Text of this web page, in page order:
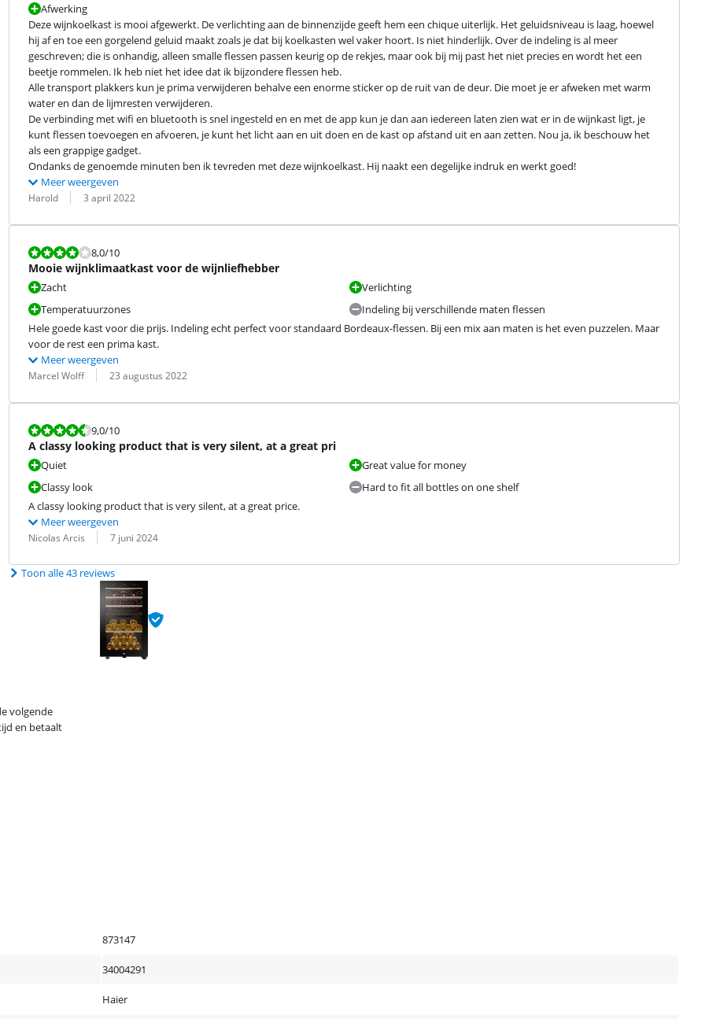
Afwerking
Deze wijnkoelkast is mooi afgewerkt. De verlichting aan de binnenzijde geeft hem een chique uiterlijk. Het geluidsniveau is laag, hoewel
hij af en toe een gorgelend geluid maakt zoals je dat bij koelkasten wel vaker hoort. Is niet hinderlijk. Over de indeling is al meer
geschreven; die is onhandig, alleen smalle flessen passen keurig op de rekjes, maar ook bij mij past het niet precies en wordt het een
beetje rommelen. Ik heb niet het idee dat ik bijzondere flessen heb.
Alle transport plakkers kun je prima verwijderen behalve een enorme sticker op de ruit van de deur. Die moet je er afweken met warm
water en dan de lijmresten verwijderen.
De verbinding met wifi en bluetooth is snel ingesteld en en met de app kun je dan aan iedereen laten zien wat er in de wijnkast ligt, je
kunt flessen toevoegen en afvoeren, je kunt het licht aan en uit doen en de kast op afstand uit en aan zetten. Nou ja, ik beschouw het
als een grappige gadget.
Ondanks de genoemde minuten ben ik tevreden met deze wijnkoelkast. Hij naakt een degelijke indruk en werkt goed!
Meer weergeven
Beoordeling door:
Harold
Datum: 3 april 2022
Beoordeling is 8,0 van de 10.
8,0/10
Mooie wijnklimaatkast voor de wijnliefhebber
Zacht
Temperatuurzones
Verlichting
Indeling bij verschillende maten flessen
Hele goede kast voor die prijs. Indeling echt perfect voor standaard Bordeaux-flessen. Bij een mix aan maten is het even puzzelen. Maar
voor de rest een prima kast.
Meer weergeven
Beoordeling door:
Marcel Wolff
Datum: 23 augustus 2022
Beoordeling is 9,0 van de 10.
9,0/10
A classy looking product that is very silent, at a great pri
Quiet
Classy look
Great value for money
Hard to fit all bottles on one shelf
A classy looking product that is very silent, at a great price.
Meer weergeven
Beoordeling door:
Nicolas Arcis
Datum: 7 juni 2024
Toon alle 43 reviews
volgende
en betaalt
873147
34004291
Haier